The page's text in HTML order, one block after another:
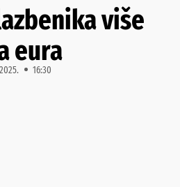
više
eura
16:30